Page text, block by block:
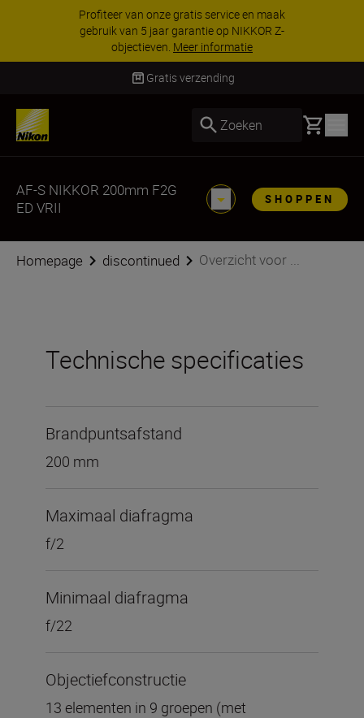
Profiteer van onze gratis service en maak
gebruik van 5 jaar garantie op NIKKOR Z-
objectieven. Meer informatie
Gratis verzending
Zoeken Basket
AF-S NIKKOR 200mm F2G
ED VRII
SHOPPEN
Homepage discontinued Overzicht voor ...
Technische specificaties
Brandpuntsafstand
200 mm
Maximaal diafragma
f/2
Minimaal diafragma
f/22
Objectiefconstructie
13 elementen in 9 groepen (met